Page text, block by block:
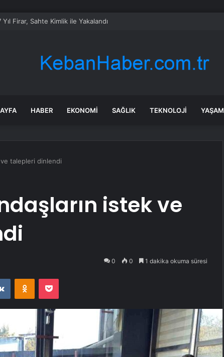
Yıl Firar, Sahte Kimlik ile Yakalandı
HABER EKONOMI SAĞLIK TEKNOLOJI YAŞAM
ve talepleri dinlendi
istek ve
0 0 1 dakika okuma süresi
VKontakteOdnoklassniki
Pocket